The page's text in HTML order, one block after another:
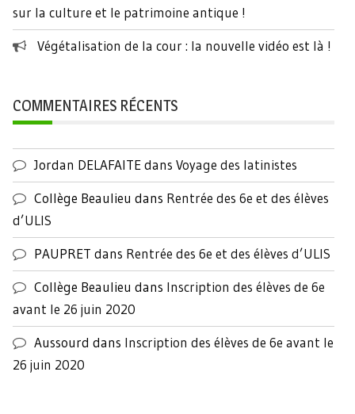
sur la culture et le patrimoine antique !
Végétalisation de la cour : la nouvelle vidéo est là !
COMMENTAIRES RÉCENTS
Jordan DELAFAITEdans Voyage des latinistes
Collège Beaulieu dans Rentrée des 6e et des élèves
d’ULIS
PAUPRET dans Rentrée des 6e et des élèves d’ULIS
Collège Beaulieu dans Inscription des élèves de 6e
avant le 26 juin 2020
Aussourd dans Inscription des élèves de 6e avant le
26 juin 2020